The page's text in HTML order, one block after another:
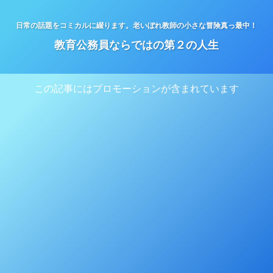
日常の話題をコミカルに綴ります。老いぼれ教師の小さな冒険真っ最中！
教育公務員ならではの第２の人生
この記事にはプロモーションが含まれています